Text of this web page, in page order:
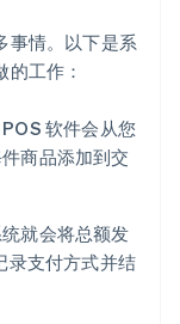
事情。以下是系
工作：
软件会从您
商品添加到交
就会将总额发
录支付方式并结